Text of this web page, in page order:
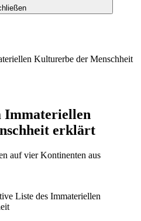
Kulturerbe der Menschheit
Immateriellen
erklärt
auf vier Kontinenten aus
Liste des Immateriellen